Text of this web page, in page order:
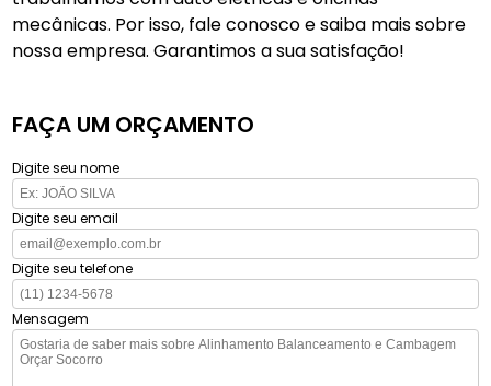
mecânicas. Por isso, fale conosco e saiba mais sobre
nossa empresa. Garantimos a sua satisfação!
FAÇA UM ORÇAMENTO
Digite seu nome
Digite seu email
Digite seu telefone
Mensagem